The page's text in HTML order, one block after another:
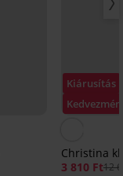
Kiárusítás
Christina
3 810 Ft12